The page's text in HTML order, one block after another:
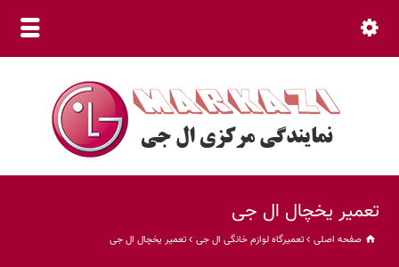
تعمیر یخچال ال جی
صفحه اصلی تعمیرگاه لوازم خانگی ال جی تعمیر یخچال ال جی